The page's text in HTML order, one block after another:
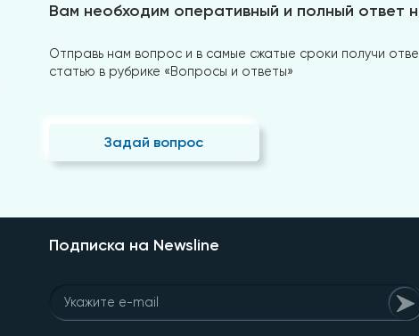
Вам необходим оперативный и полный ответ
Отправь нам вопрос и в самые сжатые сроки получи
статью в рубрике «Вопросы и ответы»
Задай вопрос
Подписка на Newsline